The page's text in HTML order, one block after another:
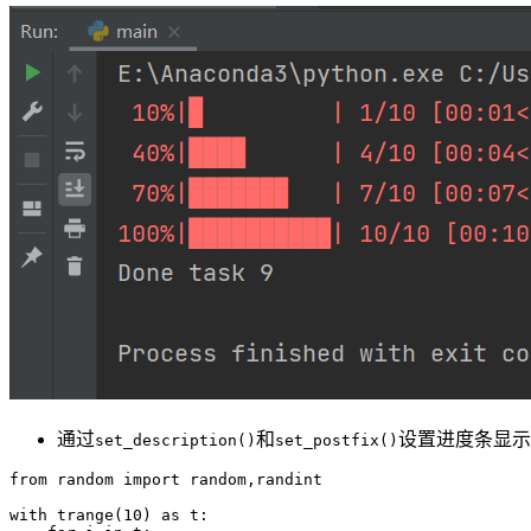
通过set_description() 和 set_postfix() 设置进度条显
from random import random,randint
with trange(10) as t: